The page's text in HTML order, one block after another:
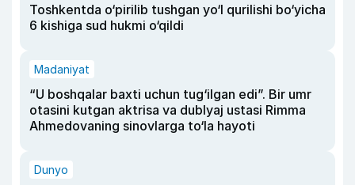
Toshkentda o‘pirilib tushgan yo‘l qurilishi bo‘yicha
6 kishiga sud hukmi o‘qildi
Madaniyat
“U boshqalar baxti uchun tug‘ilgan edi”. Bir umr
otasini kutgan aktrisa va dublyaj ustasi Rimma
Ahmedovaning sinovlarga to‘la hayoti
Dunyo